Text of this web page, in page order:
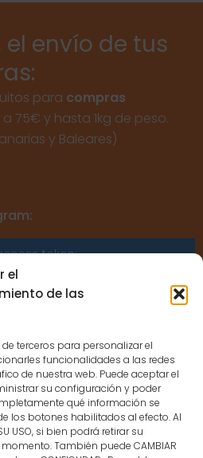
el
de las
terceros para personalizar el
funcionalidades a las redes
de nuestra web. Puede aceptar el
su configuración y poder
qué información se
los botones habilitados al efecto. Al
USO, si bien podrá retirar su
También puede CAMBIAR
el envío de tus
para compras
a 75€ y hasta 1kg de peso.
y Baleares)
token:
user are not allowed
is not a confirmed